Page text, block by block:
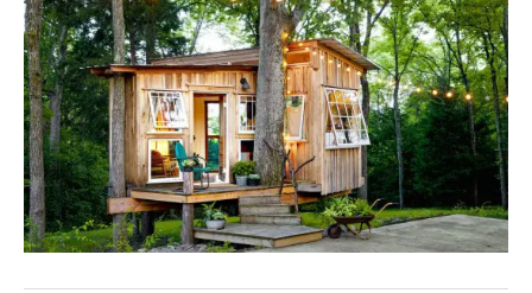
Italiano
German
English
Spanish
French
Italiano